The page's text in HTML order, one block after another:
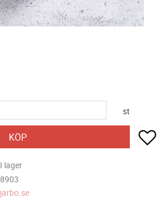
st
KÖP
I lager
8903
jarbo.se